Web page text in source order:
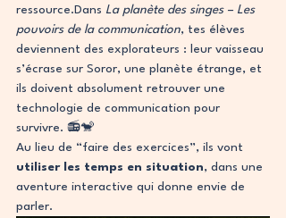
ressource.Dans La planète des singes – Les
pouvoirs de la communication, tes élèves
deviennent des explorateurs : leur vaisseau
s’écrase sur Soror, une planète étrange, et
ils doivent absolument retrouver une
technologie de communication pour
survivre. 📻🐒
Au lieu de “faire des exercices”, ils vont
utiliser les temps en situation, dans une
aventure interactive qui donne envie de
parler.